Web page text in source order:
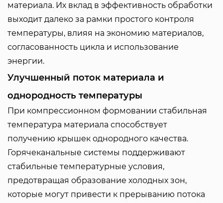
материала. Их вклад в эффективность обработки
выходит далеко за рамки простого контроля
температуры, влияя на экономию материалов,
согласованность цикла и использование
энергии.
Улучшенный поток материала и
однородность температуры
При компрессионном формовании стабильная
температура материала способствует
получению крышек однородного качества.
Горячеканальные системы поддерживают
стабильные температурные условия,
предотвращая образование холодных зон,
которые могут привести к прерыванию потока